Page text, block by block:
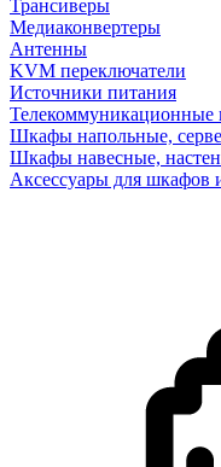
Трансиверы
Медиаконвертеры
Антенны
KVM переключатели
Источники питания
Телекоммуникационные
Шкафы напольные,
Шкафы навесные,
Аксессуары для шкафов